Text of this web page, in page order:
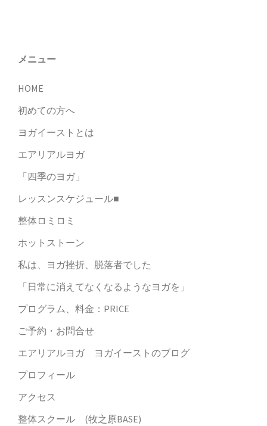
ン
メニュー
HOME
初めての方へ
ヨガイーストとは
エアリアルヨガ
「四季のヨガ」
レッスンスケジュール■
整体ロミロミ
ホットストーン
私は、ヨガ挫折、脱落者でした
「日常に消えてなくなるようなヨガを」
プログラム、料金：PRICE
ご予約・お問合せ
エアリアルヨガ ヨガイーストのブログ
プロフィール
アクセス
整体スクール (牧之原BASE)